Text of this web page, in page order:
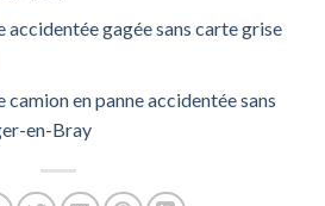
accidentée gagée sans carte grise
en panne accidentée sans
en-Bray